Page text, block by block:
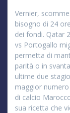
Vernier,
bisogno di 24
dei fondi. Qatar
vs Portogallo
permetta di
parità o in
ultime due
maggior
di calcio
sua ricetta che